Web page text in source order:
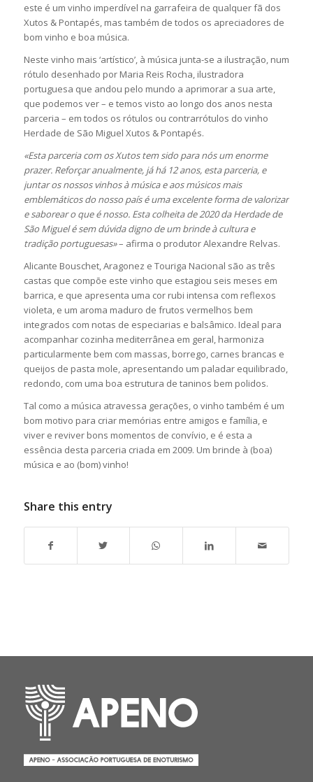
este é um vinho imperdível na garrafeira de qualquer fã dos
Xutos & Pontapés, mas também de todos os apreciadores de
bom vinho e boa música.
Neste vinho mais ‘artístico’, à música junta-se a ilustração, num
rótulo desenhado por Maria Reis Rocha, ilustradora
portuguesa que andou pelo mundo a aprimorar a sua arte,
que podemos ver – e temos visto ao longo dos anos nesta
parceria – em todos os rótulos ou contrarrótulos do vinho
Herdade de São Miguel Xutos & Pontapés.
«Esta parceria com os Xutos tem sido para nós um enorme
prazer. Reforçar anualmente, já há 12 anos, esta parceria, e
juntar os nossos vinhos à música e aos músicos mais
emblemáticos do nosso país é uma excelente forma de valorizar
e saborear o que é nosso. Esta colheita de 2020 da Herdade de
São Miguel é sem dúvida digno de um brinde à cultura e
tradição portuguesas»– afirma o produtor Alexandre Relvas.
Alicante Bouschet, Aragonez e Touriga Nacional são as três
castas que compõe este vinho que estagiou seis meses em
barrica, e que apresenta uma cor rubi intensa com reflexos
violeta, e um aroma maduro de frutos vermelhos bem
integrados com notas de especiarias e balsâmico. Ideal para
acompanhar cozinha mediterrânea em geral, harmoniza
particularmente bem com massas, borrego, carnes brancas e
queijos de pasta mole, apresentando um paladar equilibrado,
redondo, com uma boa estrutura de taninos bem polidos.
Tal como a música atravessa gerações, o vinho também é um
bom motivo para criar memórias entre amigos e família, e
viver e reviver bons momentos de convívio, e é esta a
essência desta parceria criada em 2009. Um brinde à (boa)
música e ao (bom) vinho!
Share this entry